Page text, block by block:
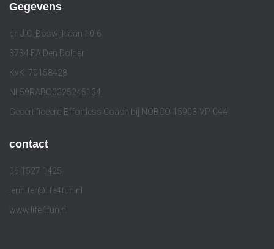
Gegevens
dr. J.C. Boswijklaan 10-6
3734 EA Den Dolder
KvK: 70158428
NL59RABO0325245134
Gecertificeerd Effortless Coach bij NOBCO 15903-VP-044
contact
06 1527 1425
jennifer@life4fun.nl
www.life4fun.nl